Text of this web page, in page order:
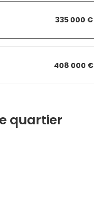
335 000 €
408 000 €
quartier